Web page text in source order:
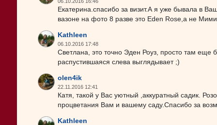
Екатерина.спасибо за визит.А я уже бывала в
вазоне на фото 8 разве это Eden Rose,а не
Kathleen
06.10.2016 17:48
Светлана, это точно Эден Роуз, просто там еще
распустившаяся слева выглядывает ;)
olen4ik
22.11.2016 12:41
Катя, такой у Вас уютный ,аккуратный садик.
процветания Вам и вашему саду.Спасибо за
Kathleen